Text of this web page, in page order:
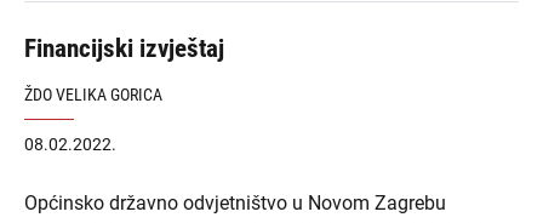
Financijski izvještaj
ŽDO VELIKA GORICA
08.02.2022.
Općinsko državno odvjetništvo u Novom Zagrebu